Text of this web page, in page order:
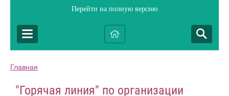
Перейти на полную версию
Главная
"Горячая линия" по организации